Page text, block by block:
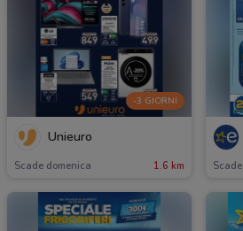
-3 GIORNI
Unieuro
Scade domenica 1.6 km